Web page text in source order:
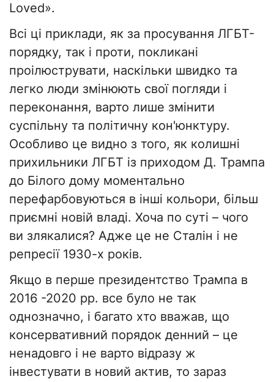
Loved».
Всі ці приклади, як за просування ЛГБТ-
порядку, так і проти, покликані
проілюструвати, наскільки швидко та
легко люди змінюють свої погляди і
переконання, варто лише змінити
суспільну та політичну кон'юнктуру.
Особливо це видно з того, як колишні
прихильники ЛГБТ із приходом Д. Трампа
до Білого дому моментально
перефарбовуються в інші кольори, більш
приємні новій владі. Хоча по суті – чого
ви злякалися? Адже це не Сталін і не
репресії 1930-х років.
Якщо в перше президентство Трампа в
2016 -2020 рр. все було не так
однозначно, і багато хто вважав, що
консервативний порядок денний – це
ненадовго і не варто відразу ж
інвестувати в новий актив, то зараз